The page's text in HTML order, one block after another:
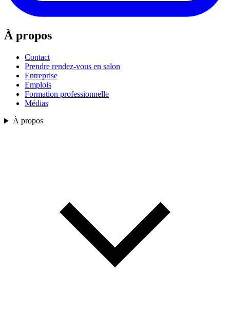
À propos
Contact
Prendre rendez-vous en salon
Entreprise
Emplois
Formation professionnelle
Médias
À propos